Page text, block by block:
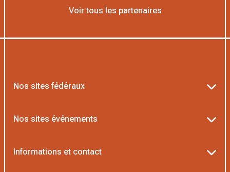
Voir tous les partenaires
Nos sites fédéraux
Nos sites événements
Informations et contact